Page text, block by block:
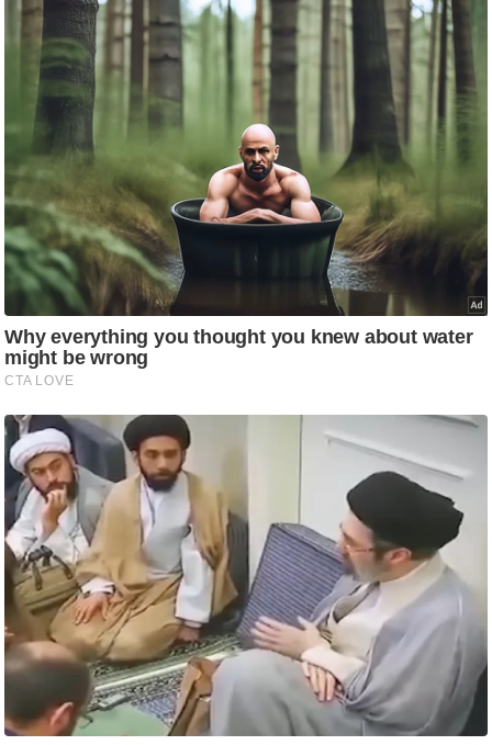
श
शि
प
ज
नी
ति
वि
श्ले
ष
ण
स
म
सा
म
यि
क
मा
तृ
भू
मि
स्तं